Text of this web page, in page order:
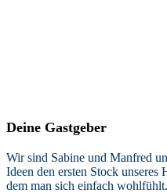
Deine Gastgeber
Wir sind Sabine und Manfred
Ideen den ersten Stock unseres
dem man sich einfach wohlfühlt.